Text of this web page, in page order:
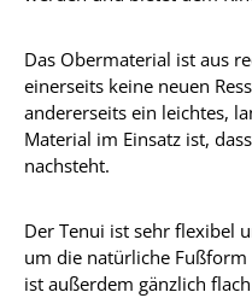
Das Obermaterial ist aus
einerseits keine neuen
andererseits ein leichtes,
Material im Einsatz ist,
nachsteht.
Der Tenui ist sehr flexibel
um die natürliche Fußform
ist außerdem gänzlich